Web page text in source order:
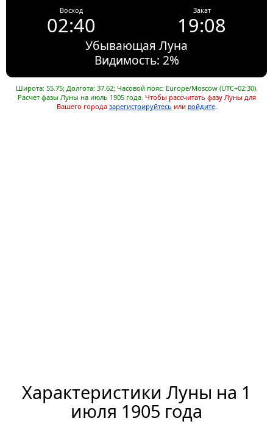
Восход
02:40
Закат
19:08
Убывающая Луна
Видимость: 2%
Широта: 55.75; Долгота: 37.62; Часовой пояс: Europe/Moscow (UTC+02:30).
Расчет фазы Луны на июль 1905 года. Чтобы рассчитать фазу Луны для
Вашего города зарегистрируйтесь или войдите.
Характеристики Луны на 1
июля 1905 года